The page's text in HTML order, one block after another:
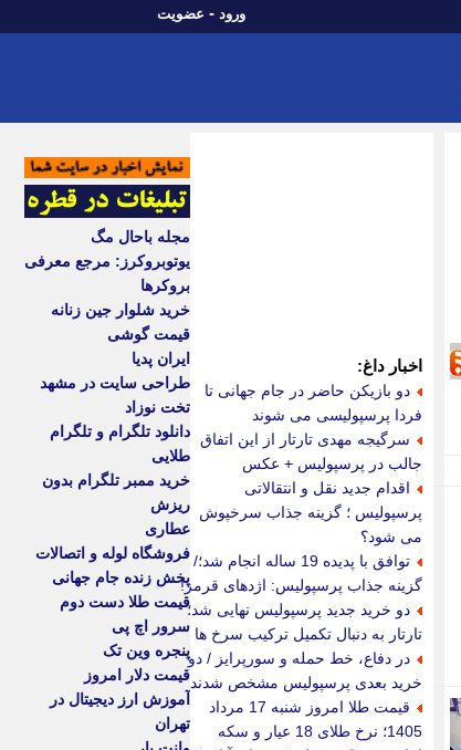
ورود - عضویت
اخبار داغ:
دو بازیکن حاضر در جام جهانی تا
فردا پرسپولیسی می شوند
سرگیجه مهدی تارتار از این اتفاق
جالب در پرسپولیس + عکس
اقدام جدید نقل و انتقالاتی
پرسپولیس ؛ گزینه جذاب سرخپوش
می شود؟
توافق با پدیده 19 ساله انجام شد؛/
گزینه جذاب پرسپولیس: اژدهای قرمز!
دو خرید جدید پرسپولیس نهایی شد؛
تارتار به دنبال تکمیل ترکیب سرخ ها
در دفاع، خط حمله و سورپرایز / دو
خرید بعدی پرسپولیس مشخص شدند
قیمت طلا امروز شنبه 17 مرداد
1405؛ نرخ طلای 18 عیار و سکه
مجله باحال مگ
یوتوبروکرز: مرجع معرفی
بروکرها
خرید شلوار جین زنانه
قیمت گوشی
ایران پدیا
طراحی سایت در مشهد
تخت نوزاد
دانلود تلگرام و تلگرام
طلایی
خرید ممبر تلگرام بدون
ریزش
عطاری
فروشگاه لوله و اتصالات
پخش زنده جام جهانی
قیمت طلا دست دوم
سرور اچ پی
پنجره وین تک
قیمت دلار امروز
آموزش ارز دیجیتال در
تهران